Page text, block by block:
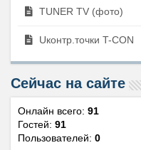
TUNER TV (фото)
Uконтр.точки T-CON
Сейчас на сайте
Онлайн всего: 91
Гостей: 91
Пользователей: 0